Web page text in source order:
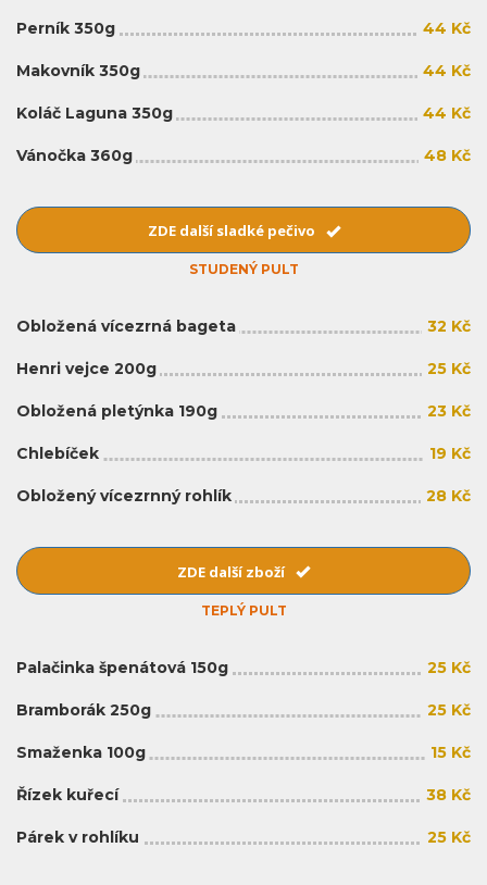
Perník 350g 44 Kč
Makovník 350g 44 Kč
Koláč Laguna 350g 44 Kč
Vánočka 360g 48 Kč
ZDE další sladké pečivo
STUDENÝ PULT
Obložená vícezrná bageta 32 Kč
Henri vejce 200g 25 Kč
Obložená pletýnka 190g 23 Kč
Chlebíček 19 Kč
Obložený vícezrnný rohlík 28 Kč
ZDE další zboží
TEPLÝ PULT
Palačinka špenátová 150g 25 Kč
Bramborák 250g 25 Kč
Smaženka 100g 15 Kč
Řízek kuřecí 38 Kč
Párek v rohlíku 25 Kč